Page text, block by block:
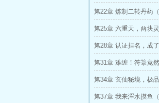
第22章 炼制二转丹药（
第25章 六重天，两块灵
第28章 认证挂名，成
第31章 难缠！符箓竟
第34章 玄仙秘境，极品
第37章 我来浑水摸鱼（